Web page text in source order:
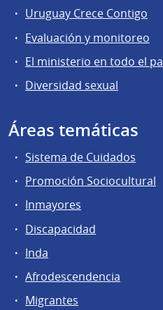
Uruguay Crece Contigo
Evaluación y monitoreo
El ministerio en todo el
Diversidad sexual
Áreas temáticas
Sistema de Cuidados
Promoción Sociocultural
Inmayores
Discapacidad
Inda
Afrodescendencia
Migrantes